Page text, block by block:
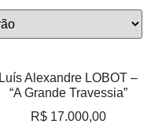
Luís Alexandre LOBOT –
“A Grande Travessia”
R$17.000,00